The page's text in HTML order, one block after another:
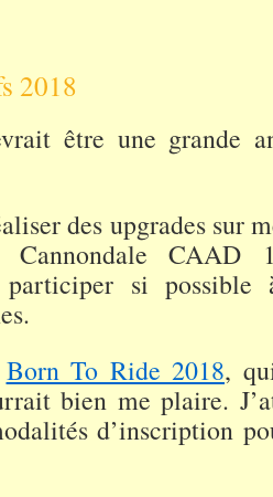
2018
être une grande
des upgrades sur
CAAD
si possible
Born To Ride 2018,
bien me plaire.
d’inscription